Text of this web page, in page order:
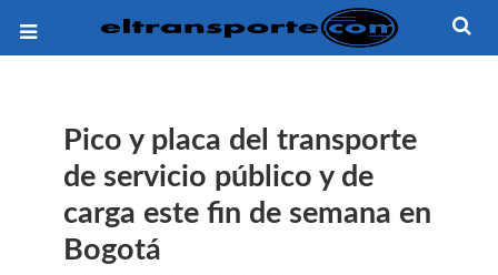
Pico y placa del transporte
de servicio público y de
carga este fin de semana en
Bogotá